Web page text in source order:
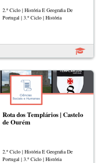
2.º Ciclo | História E Geografia De
Portugal | 3.º Ciclo | História
Rota dos Templários | Castelo
de Ourém
2.º Ciclo | História E Geografia De
Portugal | 3.º Ciclo | História